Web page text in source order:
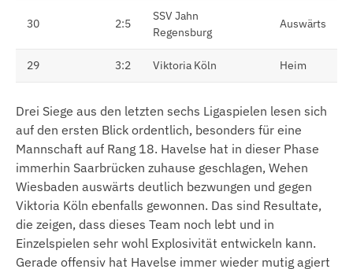
30 2:5
SSV Jahn
Regensburg
Auswärts
29 3:2 Viktoria Köln Heim
Drei Siege aus den letzten sechs Ligaspielen lesen sich
auf den ersten Blick ordentlich, besonders für eine
Mannschaft auf Rang 18. Havelse hat in dieser Phase
immerhin Saarbrücken zuhause geschlagen, Wehen
Wiesbaden auswärts deutlich bezwungen und gegen
Viktoria Köln ebenfalls gewonnen. Das sind Resultate,
die zeigen, dass dieses Team noch lebt und in
Einzelspielen sehr wohl Explosivität entwickeln kann.
Gerade offensiv hat Havelse immer wieder mutig agiert